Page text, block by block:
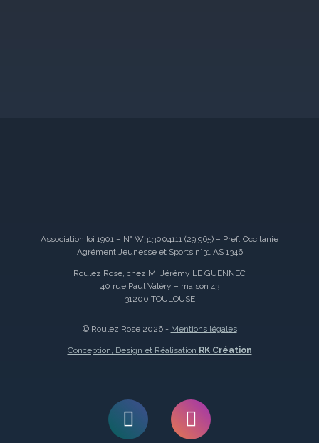
Association loi 1901 – N° W313004111 (29 965) – Pref. Occitanie
Agrément Jeunesse et Sports n°31 AS 1346
Roulez Rose, chez M. Jérémy LE GUENNEC
40 rue Paul Valéry – maison 43
31200 TOULOUSE
© Roulez Rose 2026 - Mentions légales
Conception, Design et Réalisation RK Création